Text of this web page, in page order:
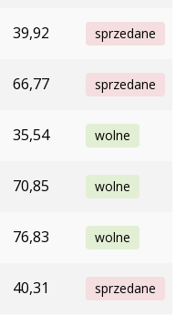
39,92 sprzedane
66,77 sprzedane
35,54 wolne
70,85 wolne
76,83 wolne
40,31 sprzedane